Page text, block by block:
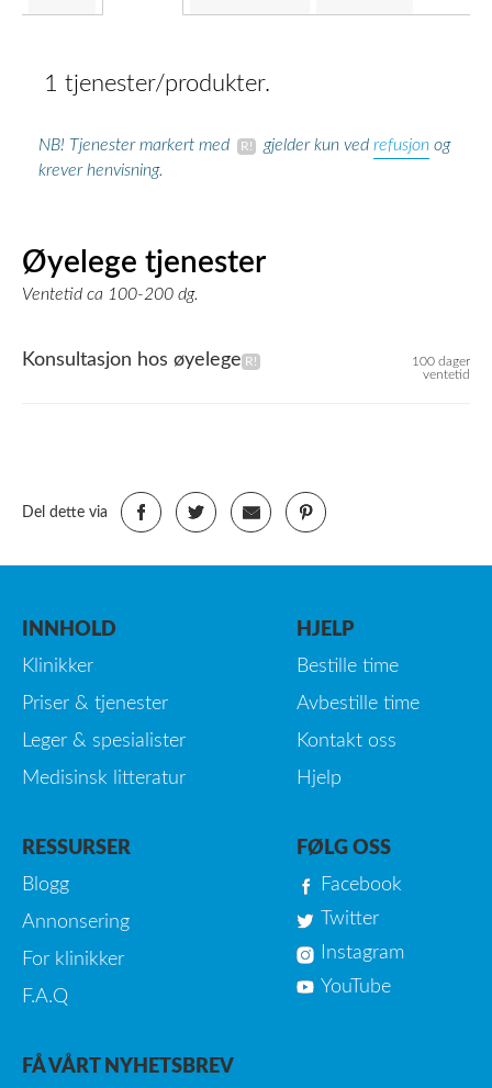
1 tjenester/produkter.
NB! Tjenester markert med gjelder kun ved refusjon og
krever henvisning.
Øyelege tjenester
Ventetid ca 100-200 dg.
Konsultasjon hos øyelege
100 dager
ventetid
Del dette via
INNHOLD
Klinikker
Priser & tjenester
Leger & spesialister
Medisinsk litteratur
HJELP
Bestille time
Avbestille time
Kontakt oss
Hjelp
RESSURSER
Blogg
Annonsering
For klinikker
F.A.Q
FØLG OSS
Facebook
Twitter
Instagram
YouTube
FÅ VÅRT NYHETSBREV